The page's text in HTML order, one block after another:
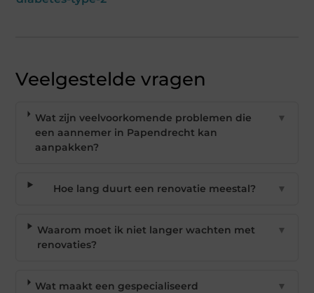
Veelgestelde vragen
Wat zijn veelvoorkomende problemen die
een aannemer in Papendrecht kan
aanpakken?
▼
Hoe lang duurt een renovatie meestal? ▼
Waarom moet ik niet langer wachten met
renovaties?
▼
Wat maakt een gespecialiseerd
▼